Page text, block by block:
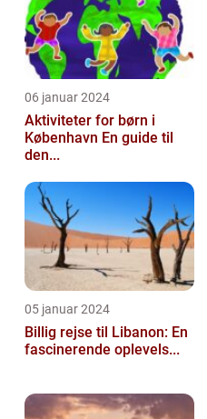
06 januar 2024
Aktiviteter for børn i
København En guide til
den...
05 januar 2024
Billig rejse til Libanon: En
fascinerende oplevels...